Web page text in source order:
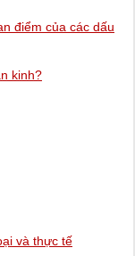
điểm của các dấu
kinh?
và thực tế